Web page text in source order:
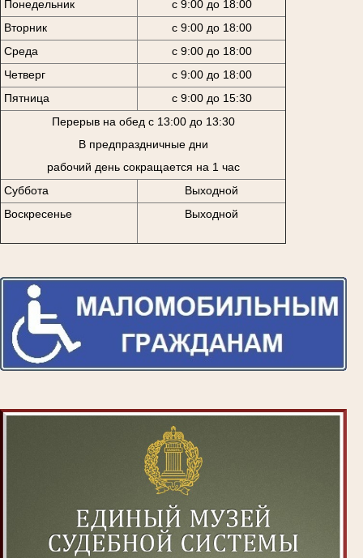
Понедельник
с 9:00 до 18:00
Вторник
с 9:00 до 18:00
Среда
с 9:00 до 18:00
Четверг
с 9:00 до 18:00
Пятница
с 9:00 до 15:30
Перерыв на обед с 13:00 до 13:30
В предпраздничные дни
рабочий день сокращается на 1 час
Суббота
Выходной
Воскресенье
Выходной